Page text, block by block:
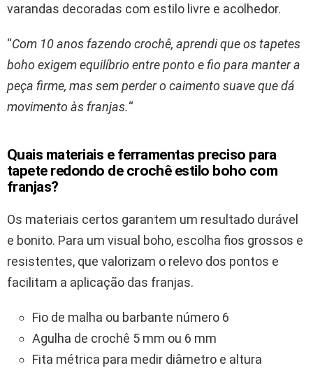
varandas decoradas com estilo livre e acolhedor.
“Com 10 anos fazendo crochê, aprendi que os tapetes
boho exigem equilíbrio entre ponto e fio para manter a
peça firme, mas sem perder o caimento suave que dá
movimento às franjas.“
Quais materiais e ferramentas preciso para
tapete redondo de crochê estilo boho com
franjas?
Os materiais certos garantem um resultado durável
e bonito. Para um visual boho, escolha fios grossos e
resistentes, que valorizam o relevo dos pontos e
facilitam a aplicação das franjas.
Fio de malha ou barbante número 6
Agulha de crochê 5 mm ou 6 mm
Fita métrica para medir diâmetro e altura